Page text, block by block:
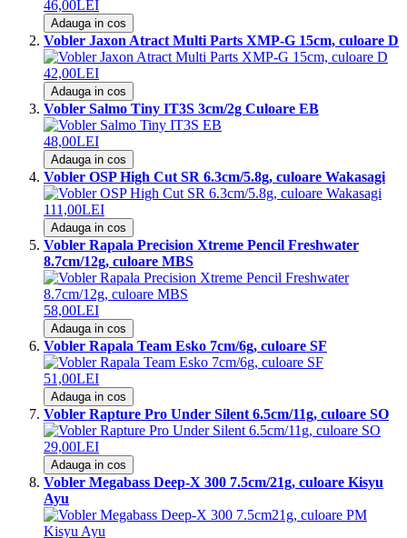
46,00LEI
Adauga in cos
Vobler Jaxon Atract Multi Parts XMP-G 15cm, culoare D
42,00LEI
Adauga in cos
Vobler Salmo Tiny IT3S 3cm/2g Culoare EB
48,00LEI
Adauga in cos
Vobler OSP High Cut SR 6.3cm/5.8g, culoare Wakasagi
111,00LEI
Adauga in cos
Vobler Rapala Precision Xtreme Pencil Freshwater
8.7cm/12g, culoare MBS
58,00LEI
Adauga in cos
Vobler Rapala Team Esko 7cm/6g, culoare SF
51,00LEI
Adauga in cos
Vobler Rapture Pro Under Silent 6.5cm/11g, culoare SO
29,00LEI
Adauga in cos
Vobler Megabass Deep-X 300 7.5cm/21g, culoare Kisyu
Ayu